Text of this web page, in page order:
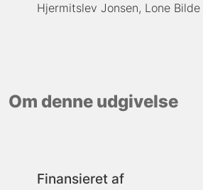
Hjermitslev Jonsen Lone Bilde
Om denne udgivelse
Finansieret af